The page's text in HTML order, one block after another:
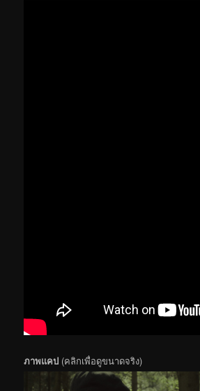
ภาพแคป (คลิกเพื่อดูขนาดจริง)